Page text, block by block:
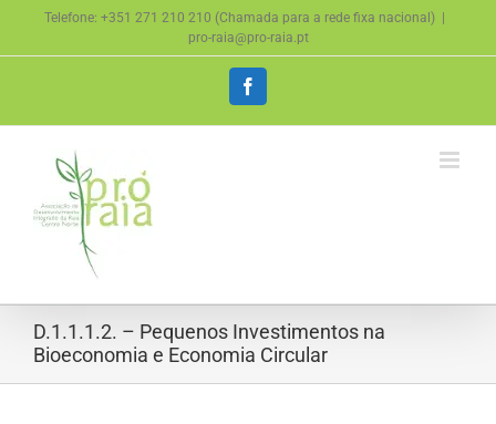
content
Telefone: +351 271 210 210 (Chamada para a rede fixa nacional)
pro-raia@pro-raia.pt
Facebook
D.1.1.1.2. – Pequenos Investimentos na
Bioeconomia e Economia Circular